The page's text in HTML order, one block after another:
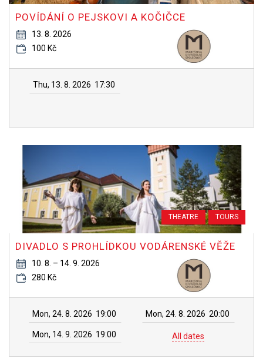
POVÍDÁNÍ O PEJSKOVI A KOČIČCE
13. 8. 2026
100 Kč
Thu, 13. 8. 2026 17:30
THEATRE TOURS
DIVADLO S PROHLÍDKOU VODÁRENSKÉ VĚŽE
10. 8. – 14. 9. 2026
280 Kč
Mon, 24. 8. 2026 19:00 Mon, 24. 8. 2026 20:00
Mon, 14. 9. 2026 19:00 All dates